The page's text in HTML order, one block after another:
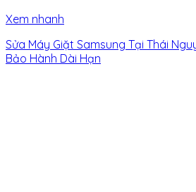
Xem nhanh
Sửa Máy Giặt Samsung Tại Thái
Bảo Hành Dài Hạn